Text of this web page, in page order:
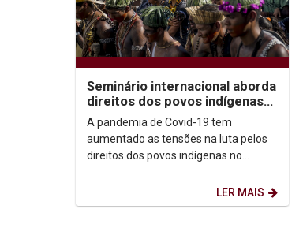
Seminário internacional aborda
direitos dos povos indígenas
no enfretamento à pandemia
A pandemia de Covid-19 tem
aumentado as tensões na luta pelos
direitos dos povos indígenas no
Estratégias de Enfrentamento...
LER MAIS